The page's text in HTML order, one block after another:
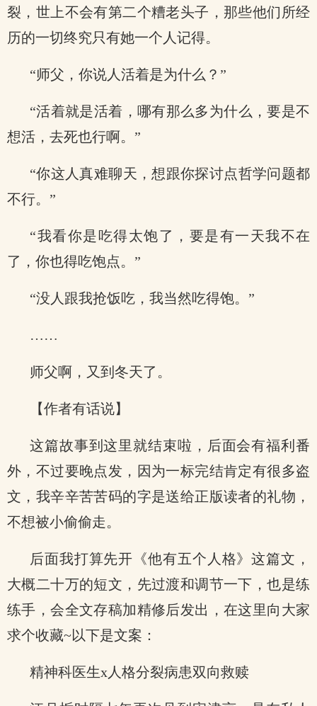
裂，世上不会有第二个糟老头子，那些他们所经
历的一切终究只有她一个人记得。
“师父，你说人活着是为什么？”
“活着就是活着，哪有那么多为什么，要是不
想活，去死也行啊。”
“你这人真难聊天，想跟你探讨点哲学问题都
不行。”
“我看你是吃得太饱了，要是有一天我不在
了，你也得吃饱点。”
“没人跟我抢饭吃，我当然吃得饱。”
……
师父啊，又到冬天了。
【作者有话说】
这篇故事到这里就结束啦，后面会有福利番
外，不过要晚点发，因为一标完结肯定有很多盗
文，我辛辛苦苦码的字是送给正版读者的礼物，
不想被小偷偷走。
后面我打算先开《他有五个人格》这篇文，
大概二十万的短文，先过渡和调节一下，也是练
练手，会全文存稿加精修后发出，在这里向大家
求个收藏~以下是文案：
精神科医生x人格分裂病患双向救赎